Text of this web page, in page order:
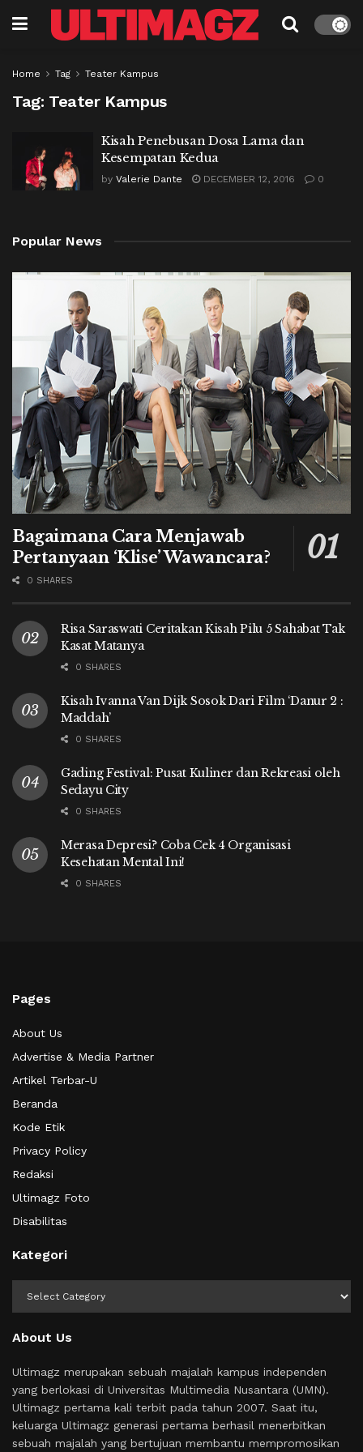
Home Tag Teater Kampus
Tag: Teater Kampus
Kisah Penebusan Dosa Lama dan
Kesempatan Kedua
by Valerie Dante DECEMBER 12, 2016 0
Popular News
Bagaimana Cara Menjawab
Pertanyaan ‘Klise’ Wawancara?
0 SHARES
Risa Saraswati Ceritakan Kisah Pilu 5 Sahabat Tak
Kasat Matanya
0 SHARES
Kisah Ivanna Van Dijk Sosok Dari Film ‘Danur 2 :
Maddah’
0 SHARES
Gading Festival: Pusat Kuliner dan Rekreasi oleh
Sedayu City
0 SHARES
Merasa Depresi? Coba Cek 4 Organisasi
Kesehatan Mental Ini!
0 SHARES
Pages
About Us
Advertise & Media Partner
Artikel Terbar-U
Beranda
Kode Etik
Privacy Policy
Redaksi
Ultimagz Foto
Disabilitas
Kategori
About Us
Ultimagz merupakan sebuah majalah kampus independen
yang berlokasi di Universitas Multimedia Nusantara (UMN).
Ultimagz pertama kali terbit pada tahun 2007. Saat itu,
keluarga Ultimagz generasi pertama berhasil menerbitkan
sebuah majalah yang bertujuan membantu mempromosikan